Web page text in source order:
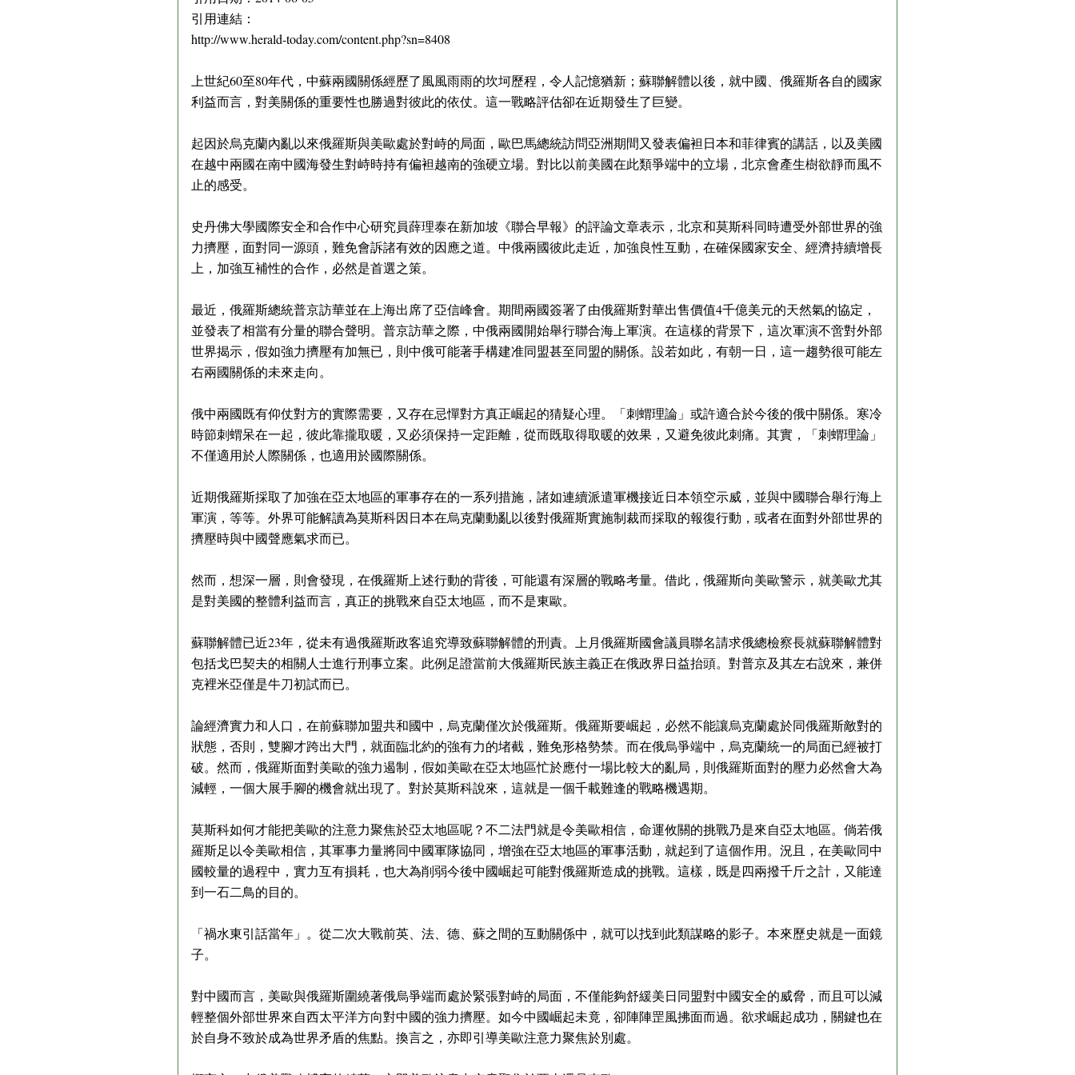
引用連結：
http://www.herald-today.com/content.php?sn=8408
上世紀60至80年代，中蘇兩國關係經歷了風風雨雨的坎坷歷程，令人記憶猶新；蘇聯解體以後，就中國、俄羅斯各自的國家
利益而言，對美關係的重要性也勝過對彼此的依仗。這一戰略評估卻在近期發生了巨變。
起因於烏克蘭內亂以來俄羅斯與美歐處於對峙的局面，歐巴馬總統訪問亞洲期間又發表偏袒日本和菲律賓的講話，以及美國
在越中兩國在南中國海發生對峙時持有偏袒越南的強硬立場。對比以前美國在此類爭端中的立場，北京會產生樹欲靜而風不
止的感受。
史丹佛大學國際安全和合作中心研究員薛理泰在新加坡《聯合早報》的評論文章表示，北京和莫斯科同時遭受外部世界的強
力擠壓，面對同一源頭，難免會訴諸有效的因應之道。中俄兩國彼此走近，加強良性互動，在確保國家安全、經濟持續增長
上，加強互補性的合作，必然是首選之策。
最近，俄羅斯總統普京訪華並在上海出席了亞信峰會。期間兩國簽署了由俄羅斯對華出售價值4千億美元的天然氣的協定，
並發表了相當有分量的聯合聲明。普京訪華之際，中俄兩國開始舉行聯合海上軍演。在這樣的背景下，這次軍演不啻對外部
世界揭示，假如強力擠壓有加無已，則中俄可能著手構建准同盟甚至同盟的關係。設若如此，有朝一日，這一趨勢很可能左
右兩國關係的未來走向。
俄中兩國既有仰仗對方的實際需要，又存在忌憚對方真正崛起的猜疑心理。「刺蝟理論」或許適合於今後的俄中關係。寒冷
時節刺蝟呆在一起，彼此靠攏取暖，又必須保持一定距離，從而既取得取暖的效果，又避免彼此刺痛。其實，「刺蝟理論」
不僅適用於人際關係，也適用於國際關係。
近期俄羅斯採取了加強在亞太地區的軍事存在的一系列措施，諸如連續派遣軍機接近日本領空示威，並與中國聯合舉行海上
軍演，等等。外界可能解讀為莫斯科因日本在烏克蘭動亂以後對俄羅斯實施制裁而採取的報復行動，或者在面對外部世界的
擠壓時與中國聲應氣求而已。
然而，想深一層，則會發現，在俄羅斯上述行動的背後，可能還有深層的戰略考量。借此，俄羅斯向美歐警示，就美歐尤其
是對美國的整體利益而言，真正的挑戰來自亞太地區，而不是東歐。
蘇聯解體已近23年，從未有過俄羅斯政客追究導致蘇聯解體的刑責。上月俄羅斯國會議員聯名請求俄總檢察長就蘇聯解體對
包括戈巴契夫的相關人士進行刑事立案。此例足證當前大俄羅斯民族主義正在俄政界日益抬頭。對普京及其左右說來，兼併
克裡米亞僅是牛刀初試而已。
論經濟實力和人口，在前蘇聯加盟共和國中，烏克蘭僅次於俄羅斯。俄羅斯要崛起，必然不能讓烏克蘭處於同俄羅斯敵對的
狀態，否則，雙腳才跨出大門，就面臨北約的強有力的堵截，難免形格勢禁。而在俄烏爭端中，烏克蘭統一的局面已經被打
破。然而，俄羅斯面對美歐的強力遏制，假如美歐在亞太地區忙於應付一場比較大的亂局，則俄羅斯面對的壓力必然會大為
減輕，一個大展手腳的機會就出現了。對於莫斯科說來，這就是一個千載難逢的戰略機遇期。
莫斯科如何才能把美歐的注意力聚焦於亞太地區呢？不二法門就是令美歐相信，命運攸關的挑戰乃是來自亞太地區。倘若俄
羅斯足以令美歐相信，其軍事力量將同中國軍隊協同，增強在亞太地區的軍事活動，就起到了這個作用。況且，在美歐同中
國較量的過程中，實力互有損耗，也大為削弱今後中國崛起可能對俄羅斯造成的挑戰。這樣，既是四兩撥千斤之計，又能達
到一石二鳥的目的。
「禍水東引話當年」。從二次大戰前英、法、德、蘇之間的互動關係中，就可以找到此類謀略的影子。本來歷史就是一面鏡
子。
對中國而言，美歐與俄羅斯圍繞著俄烏爭端而處於緊張對峙的局面，不僅能夠舒緩美日同盟對中國安全的威脅，而且可以減
輕整個外部世界來自西太平洋方向對中國的強力擠壓。如今中國崛起未竟，卻陣陣罡風拂面而過。欲求崛起成功，關鍵也在
於自身不致於成為世界矛盾的焦點。換言之，亦即引導美歐注意力聚焦於別處。